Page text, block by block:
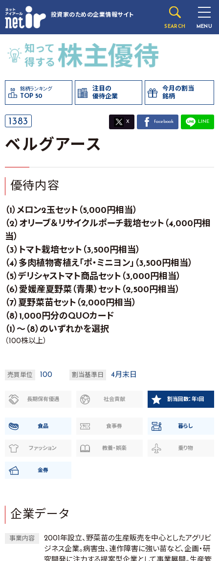
投資家のための企業情報サイト
SEARCH MENU
銘柄ランキング
TOP 50
注目の
優待企業
今月の割当
銘柄
1383 X facebook LINE
ベルグアース
優待内容
（1）メロン2玉セット（5,000円相当）
（2）オリーブ＆リサイクルポーチ栽培セット（4,000円相
当）
（3）トマト栽培セット（3,500円相当）
（4）多肉植物寄植え「ポ・ミニヨン」（3,500円相当）
（5）デリシャストマト商品セット（3,000円相当）
（6）愛媛産夏野菜（青果）セット（2,500円相当）
（7）夏野菜苗セット（2,000円相当）
（8）1,000円分のQUOカード
（1）～（8）のいずれかを選択
（100株以上）
売買単位 100 割当基準日 4月末日
長期保有優遇 社会貢献 割当回数：年1回
食品 食事券 暮らし
ファッション 教養・娯楽 乗り物
金券
企業データ
事業内容
2001年設立、野菜苗の生産販売を中心としたアグリビ
ジネス企業。病害虫、連作障害に強い苗など、企画・研